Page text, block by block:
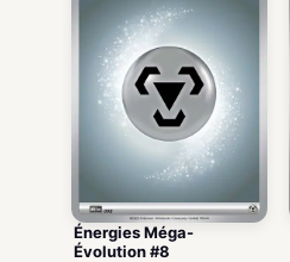
Énergies Méga-
Évolution #8